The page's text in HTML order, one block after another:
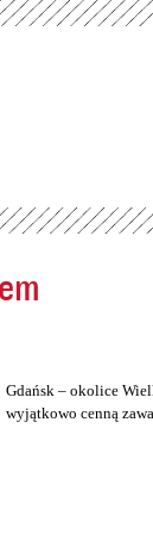
Gdańsk – okolice
wyjątkowo cenną